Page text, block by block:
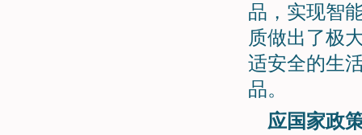
品，实现智
质做出了极
适安全的生
品。
应国家政